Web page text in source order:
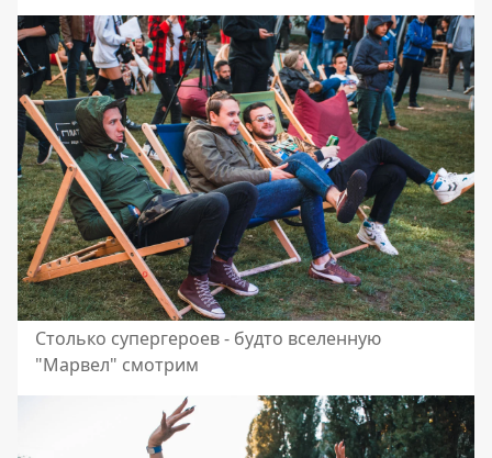
Столько супергероев - будто вселенную
"Марвел" смотрим